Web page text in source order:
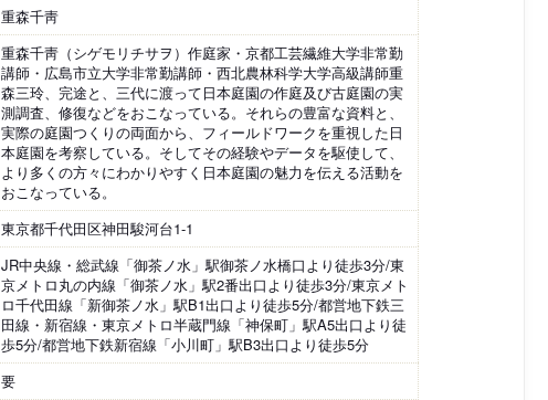
重森千靑
重森千靑（シゲモリチサヲ）作庭家・京都工芸繊維大学非常勤
講師・広島市立大学非常勤講師・西北農林科学大学高級講師重
森三玲、完途と、三代に渡って日本庭園の作庭及び古庭園の実
測調査、修復などをおこなっている。それらの豊富な資料と、
実際の庭園つくりの両面から、フィールドワークを重視した日
本庭園を考察している。そしてその経験やデータを駆使して、
より多くの方々にわかりやすく日本庭園の魅力を伝える活動を
おこなっている。
東京都千代田区神田駿河台1-1
JR中央線・総武線「御茶ノ水」駅御茶ノ水橋口より徒歩3分/東
京メトロ丸の内線「御茶ノ水」駅2番出口より徒歩3分/東京メト
ロ千代田線「新御茶ノ水」駅B1出口より徒歩5分/都営地下鉄三
田線・新宿線・東京メトロ半蔵門線「神保町」駅A5出口より徒
歩5分/都営地下鉄新宿線「小川町」駅B3出口より徒歩5分
要